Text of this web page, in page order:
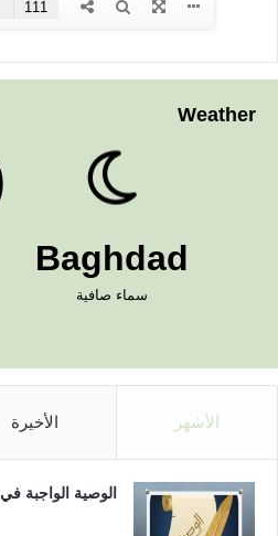
Weather
Baghdad
سماء صافية
الأشهر الأخيرة
الوصية الواجبة